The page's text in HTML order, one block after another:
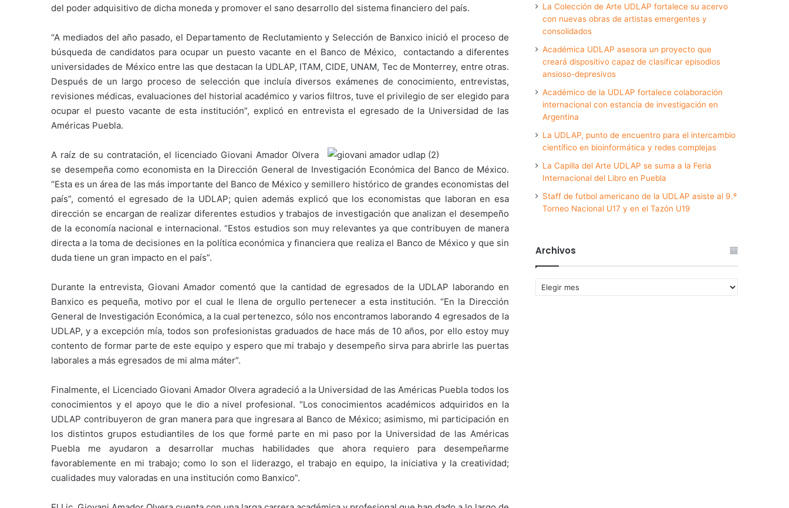
del poder adquisitivo de dicha moneda y promover el sano desarrollo del sistema financiero del país.
“A mediados del año pasado, el Departamento de Reclutamiento y Selección de Banxico inició el proceso de
búsqueda de candidatos para ocupar un puesto vacante en el Banco de México, contactando a diferentes
universidades de México entre las que destacan la UDLAP, ITAM, CIDE, UNAM, Tec de Monterrey, entre otras.
Después de un largo proceso de selección que incluía diversos exámenes de conocimiento, entrevistas,
revisiones médicas, evaluaciones del historial académico y varios filtros, tuve el privilegio de ser elegido para
ocupar el puesto vacante de esta institución”, explicó en entrevista el egresado de la Universidad de las
Américas Puebla.
A raíz de su contratación, el licenciado Giovani Amador Olvera
se desempeña como economista en la Dirección General de Investigación Económica del Banco de México.
“Esta es un área de las más importante del Banco de México y semillero histórico de grandes economistas del
país”, comentó el egresado de la UDLAP; quien además explicó que los economistas que laboran en esa
dirección se encargan de realizar diferentes estudios y trabajos de investigación que analizan el desempeño
de la economía nacional e internacional. “Estos estudios son muy relevantes ya que contribuyen de manera
directa a la toma de decisiones en la política económica y financiera que realiza el Banco de México y que sin
duda tiene un gran impacto en el país”.
Durante la entrevista, Giovani Amador comentó que la cantidad de egresados de la UDLAP laborando en
Banxico es pequeña, motivo por el cual le llena de orgullo pertenecer a esta institución. “En la Dirección
General de Investigación Económica, a la cual pertenezco, sólo nos encontramos laborando 4 egresados de la
UDLAP, y a excepción mía, todos son profesionistas graduados de hace más de 10 años, por ello estoy muy
contento de formar parte de este equipo y espero que mi trabajo y desempeño sirva para abrirle las puertas
laborales a más egresados de mi alma máter”.
Finalmente, el Licenciado Giovani Amador Olvera agradeció a la Universidad de las Américas Puebla todos los
conocimientos y el apoyo que le dio a nivel profesional. “Los conocimientos académicos adquiridos en la
UDLAP contribuyeron de gran manera para que ingresara al Banco de México; asimismo, mi participación en
los distintos grupos estudiantiles de los que formé parte en mi paso por la Universidad de las Américas
Puebla me ayudaron a desarrollar muchas habilidades que ahora requiero para desempeñarme
favorablemente en mi trabajo; como lo son el liderazgo, el trabajo en equipo, la iniciativa y la creatividad;
cualidades muy valoradas en una institución como Banxico”.
La Colección de Arte UDLAP fortalece su acervo
con nuevas obras de artistas emergentes y
consolidados
Académica UDLAP asesora un proyecto que
creará dispositivo capaz de clasificar episodios
ansioso-depresivos
Académico de la UDLAP fortalece colaboración
internacional con estancia de investigación en
Argentina
La UDLAP, punto de encuentro para el intercambio
científico en bioinformática y redes complejas
La Capilla del Arte UDLAP se suma a la Feria
Internacional del Libro en Puebla
Staff de futbol americano de la UDLAP asiste al 9.º
Torneo Nacional U17 y en el Tazón U19
Archivos
Archivos